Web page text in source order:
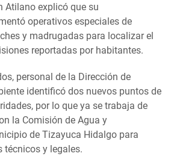
Atilano explicó que su
operativos especiales de
y madrugadas para localizar el
reportadas por habitantes.
personal de la Dirección de
identificó dos nuevos puntos de
por lo que ya se trabaja de
la Comisión de Agua y
de Tizayuca Hidalgo para
técnicos y legales.